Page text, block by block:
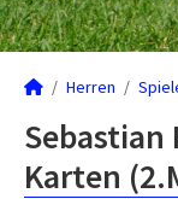
Herren
Sebastian
Karten